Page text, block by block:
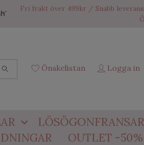
Fri frakt över 499kr / Snabb
Önskelistan Logga in
LÖSÖGONFRANSAR
OUTLET -50%